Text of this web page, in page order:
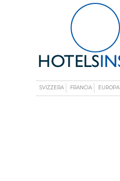
SVIZZERA FRANCIA EUROPA